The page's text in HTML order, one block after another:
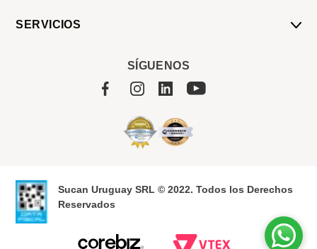
SERVICIOS
SÍGUENOS
Sucan Uruguay SRL © 2022. Todos los Derechos
Reservados